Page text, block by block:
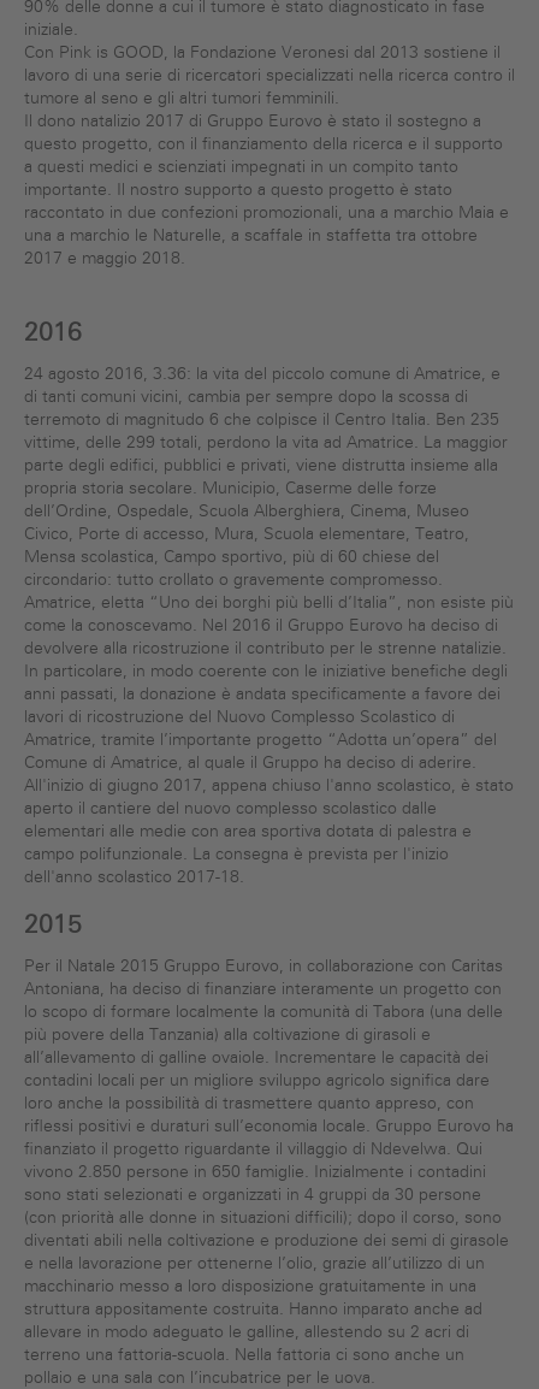
90% delle donne a cui il tumore è stato diagnosticato in fase
iniziale.
Con Pink is GOOD, la Fondazione Veronesi dal 2013 sostiene il
lavoro di una serie di ricercatori specializzati nella ricerca contro il
tumore al seno e gli altri tumori femminili.
Il dono natalizio 2017 di Gruppo Eurovo è stato il sostegno a
questo progetto, con il finanziamento della ricerca e il supporto
a questi medici e scienziati impegnati in un compito tanto
importante. Il nostro supporto a questo progetto è stato
raccontato in due confezioni promozionali, una a marchio Maia e
una a marchio le Naturelle, a scaffale in staffetta tra ottobre
2017 e maggio 2018.
2016
24 agosto 2016, 3.36: la vita del piccolo comune di Amatrice, e
di tanti comuni vicini, cambia per sempre dopo la scossa di
terremoto di magnitudo 6 che colpisce il Centro Italia. Ben 235
vittime, delle 299 totali, perdono la vita ad Amatrice. La maggior
parte degli edifici, pubblici e privati, viene distrutta insieme alla
propria storia secolare. Municipio, Caserme delle forze
dell’Ordine, Ospedale, Scuola Alberghiera, Cinema, Museo
Civico, Porte di accesso, Mura, Scuola elementare, Teatro,
Mensa scolastica, Campo sportivo, più di 60 chiese del
circondario: tutto crollato o gravemente compromesso.
Amatrice, eletta “Uno dei borghi più belli d’Italia”, non esiste più
come la conoscevamo. Nel 2016 il Gruppo Eurovo ha deciso di
devolvere alla ricostruzione il contributo per le strenne natalizie.
In particolare, in modo coerente con le iniziative benefiche degli
anni passati, la donazione è andata specificamente a favore dei
lavori di ricostruzione del Nuovo Complesso Scolastico di
Amatrice, tramite l’importante progetto “Adotta un’opera” del
Comune di Amatrice, al quale il Gruppo ha deciso di aderire.
All'inizio di giugno 2017, appena chiuso l'anno scolastico, è stato
aperto il cantiere del nuovo complesso scolastico dalle
elementari alle medie con area sportiva dotata di palestra e
campo polifunzionale. La consegna è prevista per l'inizio
dell'anno scolastico 2017-18.
2015
Per il Natale 2015 Gruppo Eurovo, in collaborazione con Caritas
Antoniana, ha deciso di finanziare interamente un progetto con
lo scopo di formare localmente la comunità di Tabora (una delle
più povere della Tanzania) alla coltivazione di girasoli e
all’allevamento di galline ovaiole. Incrementare le capacità dei
contadini locali per un migliore sviluppo agricolo significa dare
loro anche la possibilità di trasmettere quanto appreso, con
riflessi positivi e duraturi sull’economia locale. Gruppo Eurovo ha
finanziato il progetto riguardante il villaggio di Ndevelwa. Qui
vivono 2.850 persone in 650 famiglie. Inizialmente i contadini
sono stati selezionati e organizzati in 4 gruppi da 30 persone
(con priorità alle donne in situazioni difficili); dopo il corso, sono
diventati abili nella coltivazione e produzione dei semi di girasole
e nella lavorazione per ottenerne l’olio, grazie all’utilizzo di un
macchinario messo a loro disposizione gratuitamente in una
struttura appositamente costruita. Hanno imparato anche ad
allevare in modo adeguato le galline, allestendo su 2 acri di
terreno una fattoria-scuola. Nella fattoria ci sono anche un
pollaio e una sala con l’incubatrice per le uova.